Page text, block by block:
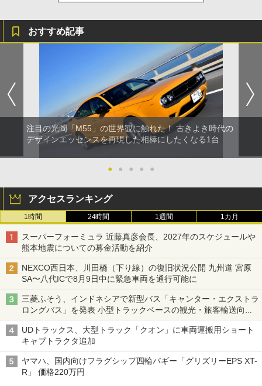
おすすめ記事
注目の光岡「M55」の世界観に触れた！ 古きよき時代の
デザインエッセンスを再現した相棒にしたくなる1台
● ● ● ● ●
アクセスランキング
1時間 24時間 1週間 1カ月
スーパーフォーミュラ 近藤真彦会長、2027年のスケジュールや
熊本地震についての募金活動を紹介
NEXCO西日本、川田橋（下り線）の復旧状況公開 九州道 宮原
SA〜八代ICで8月9日中に緊急車両を通行可能に
三菱ふそう、インドネシアで新型バス「キャンター・エクストラ
ロングバス」を発表 小型トラックベースの観光・旅客輸送向け
バス
UDトラックス、大型トラック「クオン」に車両運搬用ショート
キャブトラクタ追加
ヤマハ、国内向けフラグシップ四輪バギー「グリズリーEPS XT-
R」 価格220万円